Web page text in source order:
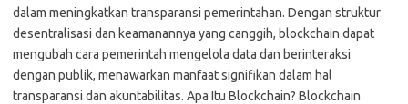
dalam meningkatkan transparansi pemerintahan. Dengan struktur
desentralisasi dan keamanannya yang canggih, blockchain dapat
mengubah cara pemerintah mengelola data dan berinteraksi
dengan publik, menawarkan manfaat signifikan dalam hal
transparansi dan akuntabilitas. Apa Itu Blockchain? Blockchain